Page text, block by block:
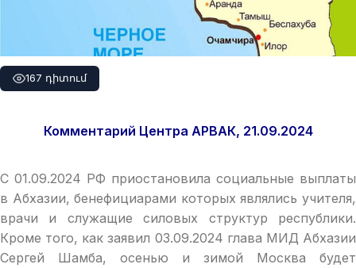
167 դիտում
Комментарий Центра АРВАК, 21.09.2024
С 01.09.2024 РФ приостановила социальные выплаты
в Абхазии, бенефициарами которых являлись учителя,
врачи и служащие силовых структур республики.
Кроме того, как заявил 03.09.2024 глава МИД Абхазии
Сергей Шамба, осенью и зимой Москва будет